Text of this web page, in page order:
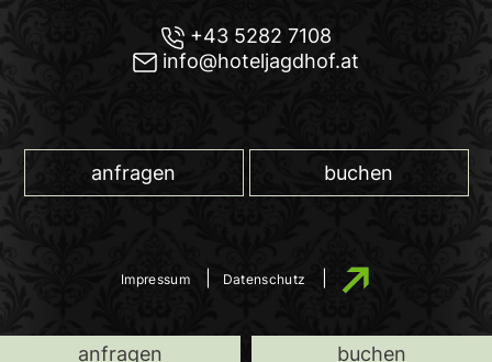
+43 5282 7108
info@hoteljagdhof.at
anfragen buchen
Impressum Datenschutz
anfragen buchen